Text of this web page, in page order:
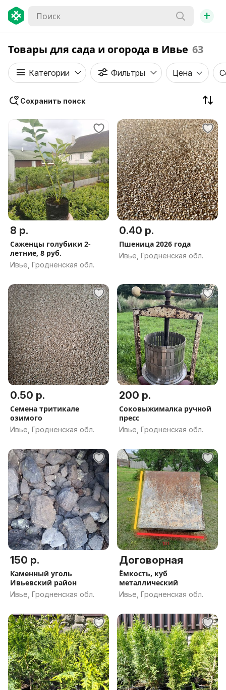
+
Товары для сада и огорода в Ивье 63
Категории Фильтры Цена
Сохранить поиск
8 р.
Саженцы голубики 2-
летние, 8 руб.
Ивье, Гродненская обл.
0.40 р.
Пшеница 2026 года
Ивье, Гродненская обл.
0.50 р.
Семена тритикале
озимого
Ивье, Гродненская обл.
200 р.
Соковыжималка ручной
пресс
Ивье, Гродненская обл.
150 р.
Каменный уголь
Ивьевский район
Ивье, Гродненская обл.
Договорная
Ёмкость, куб
металлический
Ивье, Гродненская обл.